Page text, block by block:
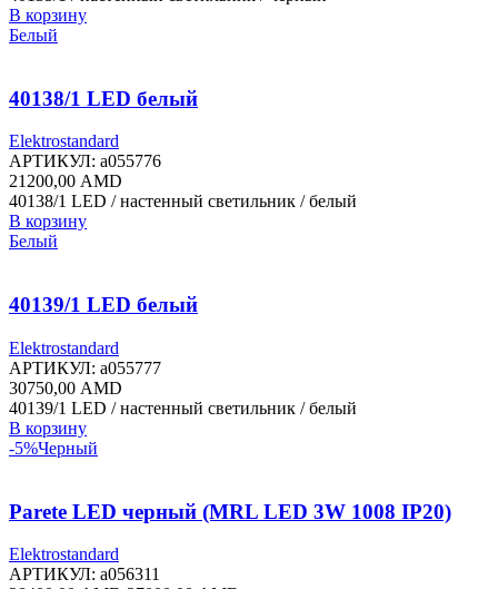
В корзину
Белый
40138/1 LED белый
Elektrostandard
АРТИКУЛ: a055776
21200,00 AMD
40138/1 LED / настенный светильник / белый
В корзину
Белый
40139/1 LED белый
Elektrostandard
АРТИКУЛ: a055777
30750,00 AMD
40139/1 LED / настенный светильник / белый
В корзину
-5%Черный
Parete LED черный (MRL LED 3W 1008 IP20)
Elektrostandard
АРТИКУЛ: a056311